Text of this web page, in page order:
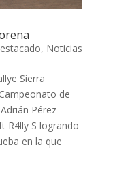
, Noticias
Sierra
de
Pérez
R4lly S logrando
en la que